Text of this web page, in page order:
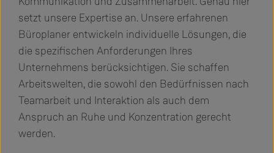
setzt unsere Expertise an. Unsere erfahrenen
Büroplaner entwickeln individuelle Lösungen, die
die spezifischen Anforderungen Ihres
Unternehmens berücksichtigen. Sie schaffen
Arbeitswelten, die sowohl den Bedürfnissen nach
Teamarbeit und Interaktion als auch dem
Anspruch an Ruhe und Konzentration gerecht
werden.